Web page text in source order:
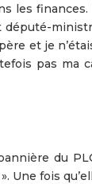
les
et je
pas ma
du
Une fois